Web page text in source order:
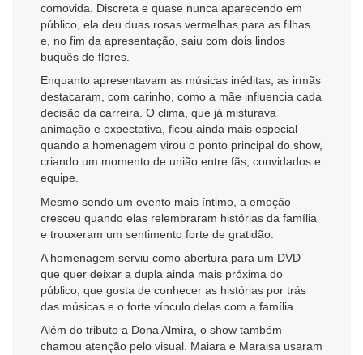
comovida. Discreta e quase nunca aparecendo em
público, ela deu duas rosas vermelhas para as filhas
e, no fim da apresentação, saiu com dois lindos
buquês de flores.
Enquanto apresentavam as músicas inéditas, as irmãs
destacaram, com carinho, como a mãe influencia cada
decisão da carreira. O clima, que já misturava
animação e expectativa, ficou ainda mais especial
quando a homenagem virou o ponto principal do show,
criando um momento de união entre fãs, convidados e
equipe.
Mesmo sendo um evento mais íntimo, a emoção
cresceu quando elas relembraram histórias da família
e trouxeram um sentimento forte de gratidão.
A homenagem serviu como abertura para um DVD
que quer deixar a dupla ainda mais próxima do
público, que gosta de conhecer as histórias por trás
das músicas e o forte vínculo delas com a família.
Além do tributo a Dona Almira, o show também
chamou atenção pelo visual. Maiara e Maraisa usaram